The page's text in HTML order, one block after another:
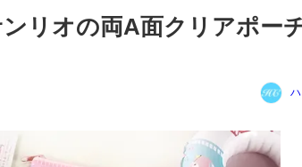
リオの両A面クリアポー